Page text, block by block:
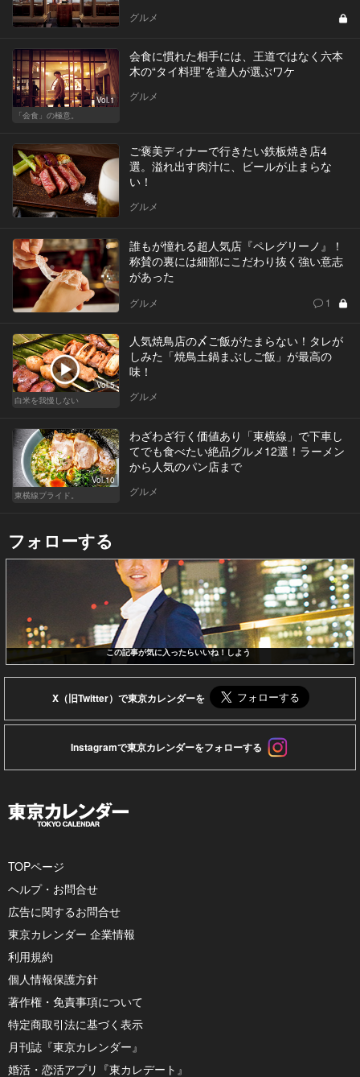
グルメ
Vol.1
「会食」の極意。
会食に慣れた相手には、王道ではなく六本
木の“タイ料理”を達人が選ぶワケ
グルメ
ご褒美ディナーで行きたい鉄板焼き店4
選。溢れ出す肉汁に、ビールが止まらな
い！
グルメ
誰もが憧れる超人気店『ペレグリーノ』！
称賛の裏には細部にこだわり抜く強い意志
があった
グルメ 1
Vol.5
白米を我慢しない
人気焼鳥店の〆ご飯がたまらない！タレが
しみた「焼鳥土鍋まぶしご飯」が最高の
味！
グルメ
Vol.10
東横線プライド。
わざわざ行く価値あり「東横線」で下車し
てでも食べたい絶品グルメ12選！ラーメン
から人気のパン店まで
グルメ
フォローする
この記事が気に入ったらいいね！しよう
X（旧Twitter）で東京カレンダーを
Instagramで東京カレンダーをフォローする
TOPページ
ヘルプ・お問合せ
広告に関するお問合せ
東京カレンダー 企業情報
利用規約
個人情報保護方針
著作権・免責事項について
特定商取引法に基づく表示
月刊誌『東京カレンダー』
婚活・恋活アプリ『東カレデート』